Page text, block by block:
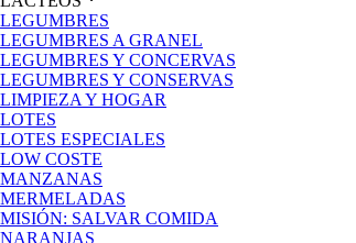
LEGUMBRES
LEGUMBRES A GRANEL
LEGUMBRES Y CONCERVAS
LEGUMBRES Y CONSERVAS
LIMPIEZA Y HOGAR
LOTES
LOTES ESPECIALES
LOW COSTE
MANZANAS
MERMELADAS
MISIÓN: SALVAR COMIDA
NARANJAS